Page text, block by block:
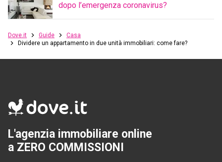
dopo l’emergenza coronavirus?
Dove.it Guide
Casa
Dividere un appartamento in due unità immobiliari: come fare?
L'agenzia immobiliare online
a ZERO COMMISSIONI